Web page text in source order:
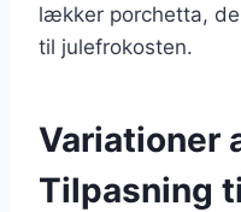
lækker porchetta,
til julefrokosten.
Variationer
Tilpasning